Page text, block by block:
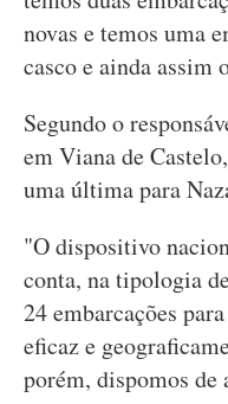
novas e temos uma
casco e ainda assim
Segundo o
em Viana de
uma última para
"O dispositivo
conta, na tipologia
24 embarcações
eficaz e
porém, dispomos de